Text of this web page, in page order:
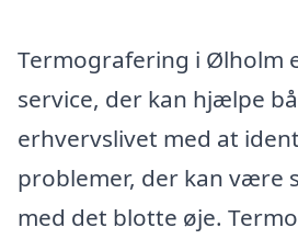
Termografering i Ølholm
service, der kan hjælpe
erhvervslivet med at
problemer, der kan være
med det blotte øje.